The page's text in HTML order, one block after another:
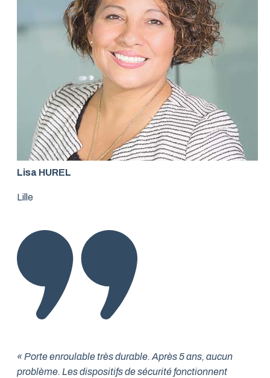
Lisa HUREL
Lille
« Porte enroulable très durable. Après 5 ans, aucun
problème. Les dispositifs de sécurité fonctionnent